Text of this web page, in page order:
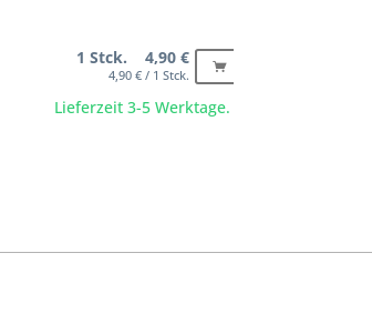
Lieferzeit 3-5 Werktage.
1 Stck. 4,90 €
4,90 € / 1 Stck.